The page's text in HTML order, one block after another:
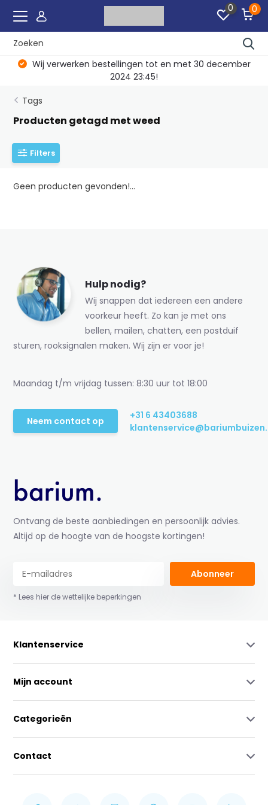
0 0
Wij verwerken bestellingen tot en met 30 december
2024 23:45!
Tags
Producten getagd met weed
Filters
Geen producten gevonden!...
Hulp nodig?
Wij snappen dat iedereen een andere
voorkeur heeft. Zo kan je met ons
bellen, mailen, chatten, een postduif
sturen, rooksignalen maken. Wij zijn er voor je!
Maandag t/m vrijdag tussen: 8:30 uur tot 18:00
Neem contact op
+31 6 43403688
Ontvang de beste aanbiedingen en persoonlijk advies.
Altijd op de hoogte van de hoogste kortingen!
Abonneer
* Lees hier de wettelijke beperkingen
Klantenservice
Mijn account
Categorieën
Contact